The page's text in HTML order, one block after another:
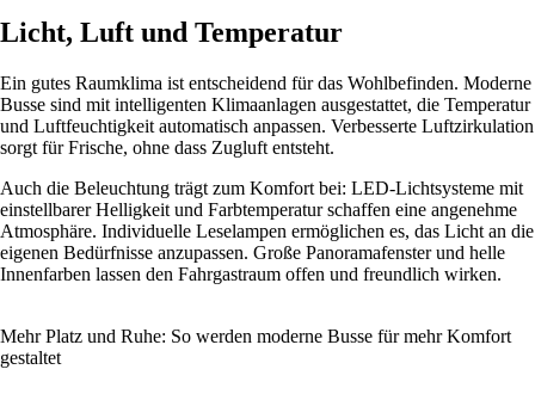
Licht, Luft und Temperatur
Ein gutes Raumklima ist entscheidend für das Wohlbefinden. Moderne
Busse sind mit intelligenten Klimaanlagen ausgestattet, die Temperatur
und Luftfeuchtigkeit automatisch anpassen. Verbesserte Luftzirkulation
sorgt für Frische, ohne dass Zugluft entsteht.
Auch die Beleuchtung trägt zum Komfort bei: LED-Lichtsysteme mit
einstellbarer Helligkeit und Farbtemperatur schaffen eine angenehme
Atmosphäre. Individuelle Leselampen ermöglichen es, das Licht an die
eigenen Bedürfnisse anzupassen. Große Panoramafenster und helle
Innenfarben lassen den Fahrgastraum offen und freundlich wirken.
Mehr Platz und Ruhe: So werden moderne Busse für mehr Komfort
gestaltet